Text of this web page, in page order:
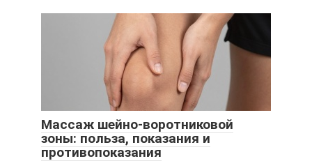
Массаж шейно-воротниковой
зоны: польза, показания и
противопоказания